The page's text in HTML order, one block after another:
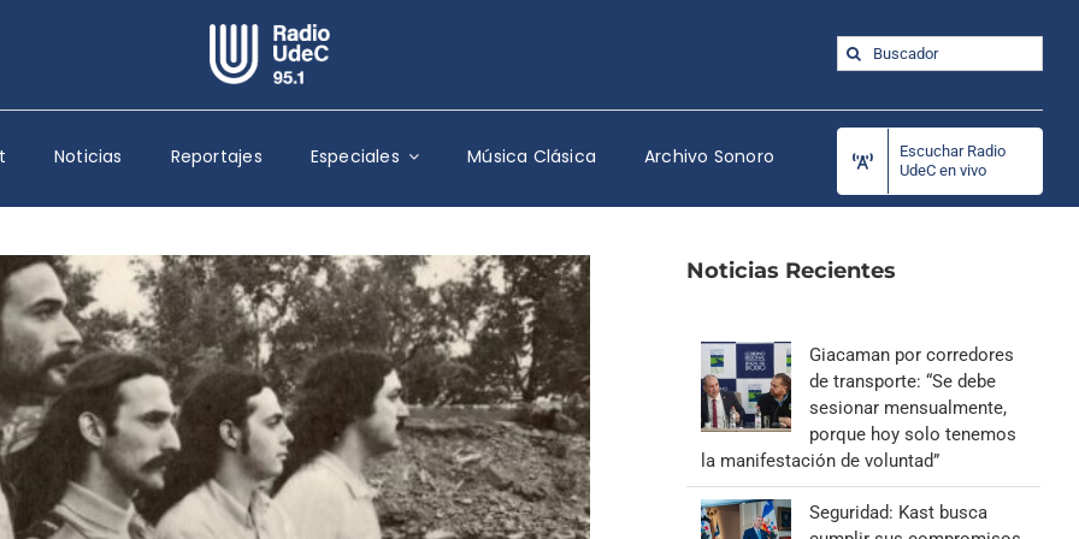
Escuchar Radio UdeC en vivo
Quiénes Somos
Programación
Podcast
Noticias
Reportajes
Columnas
Música Clásica
Especiales
Buscar:
Noticias Reportajes Especiales Música Clásica Archivo Sonoro
Escuchar Radio
UdeC en vivo
Noticias Recientes
Giacaman por corredores
de transporte: “Se debe
sesionar mensualmente,
porque hoy solo tenemos
la manifestación de voluntad”
Seguridad: Kast busca